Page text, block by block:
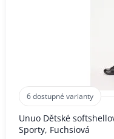
6 dostupné varianty
Unuo Dětské
Sporty, Fuchsiová